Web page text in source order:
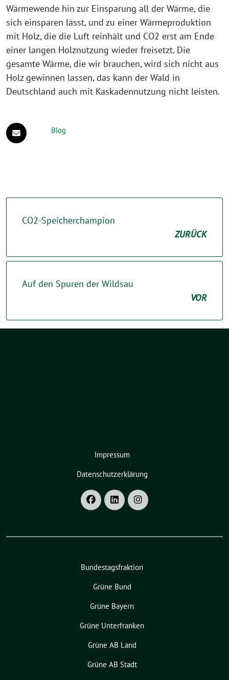
Wärmewende hin zur Einsparung all der Wärme, die
sich einsparen lässt, und zu einer Wärmeproduktion
mit Holz, die die Luft reinhält und CO2 erst am Ende
einer langen Holznutzung wieder freisetzt. Die
gesamte Wärme, die wir brauchen, wird sich nicht aus
Holz gewinnen lassen, das kann der Wald in
Deutschland auch mit Kaskadennutzung nicht leisten.
Blog
CO2-Speicherchampion
ZURÜCK
Auf den Spuren der Wildsau
VOR
Impressum
Datenschutzerklärung
Bundestagsfraktion
Grüne Bund
Grüne Bayern
Grüne Unterfranken
Grüne AB Land
Grüne AB Stadt